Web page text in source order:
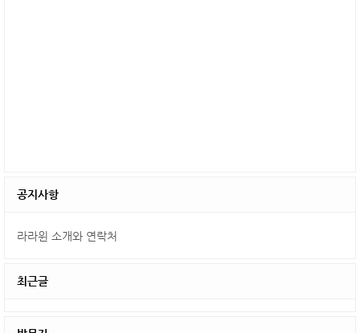
공지사항
라라윈 소개와 연락처
최근글